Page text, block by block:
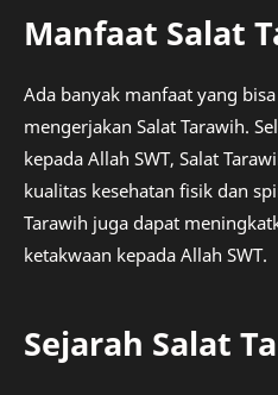
Manfaat Salat
Ada banyak manfaat yang
mengerjakan Salat Tarawih.
kepada Allah SWT, Salat
kualitas kesehatan fisik dan
Tarawih juga dapat
ketakwaan kepada Allah SWT.
Sejarah Salat